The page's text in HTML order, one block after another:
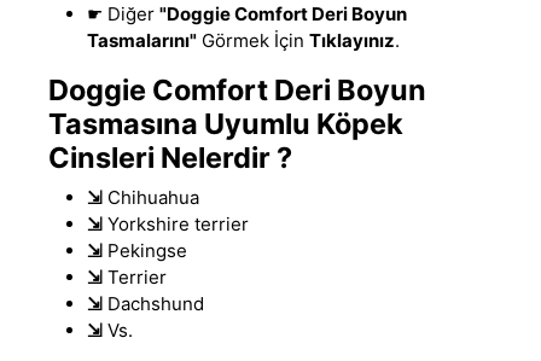
☛ Diğer "Doggie Comfort Deri Boyun
Tasmalarını" Görmek İçin Tıklayınız.
Doggie Comfort Deri Boyun
Tasmasına Uyumlu Köpek
Cinsleri Nelerdir ?
⇲ Chihuahua
⇲ Yorkshire terrier
⇲ Pekingse
⇲ Terrier
⇲ Dachshund
⇲ Vs.